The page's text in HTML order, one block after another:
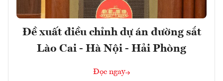
Đề xuất điều chỉnh dự án đường sắt
Lào Cai - Hà Nội - Hải Phòng
Đọc ngay